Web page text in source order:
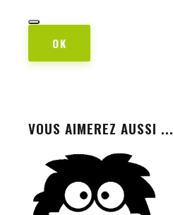
OK
VOUS AIMEREZ AUSSI ...